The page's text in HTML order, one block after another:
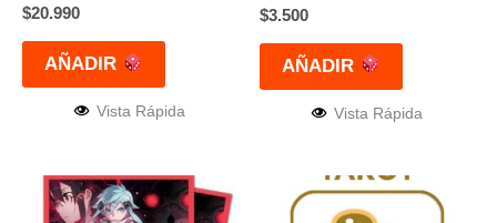
$20.990
AÑADIR
Vista Rápida
$3.500
AÑADIR
Vista Rápida